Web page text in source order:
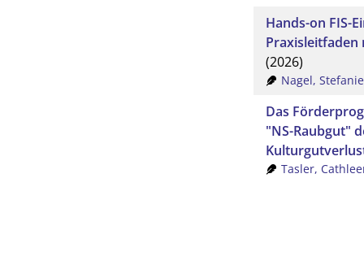
Hands-on FIS-
Praxisleitfaden
(2026)
Nagel, Stefanie
Das
"NS-Raubgut"
Tasler,